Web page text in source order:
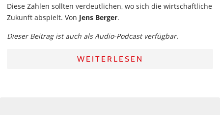
Diese Zahlen sollten verdeutlichen, wo sich die wirtschaftliche
Zukunft abspielt. Von Jens Berger.
Dieser Beitrag ist auch als Audio-Podcast verfügbar.
WEITERLESEN